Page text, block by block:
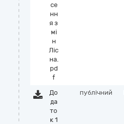
се
нн
я з
мі
н
Ліс
на.
pd
f
До
да
то
к 1
публічний